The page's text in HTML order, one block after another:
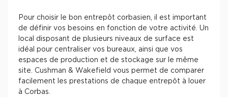
Pour choisir le bon entrepôt corbasien, il est important
de définir vos besoins en fonction de votre activité. Un
local disposant de plusieurs niveaux de surface est
idéal pour centraliser vos bureaux, ainsi que vos
espaces de production et de stockage sur le même
site. Cushman & Wakefield vous permet de comparer
facilement les prestations de chaque entrepôt à louer
à Corbas.